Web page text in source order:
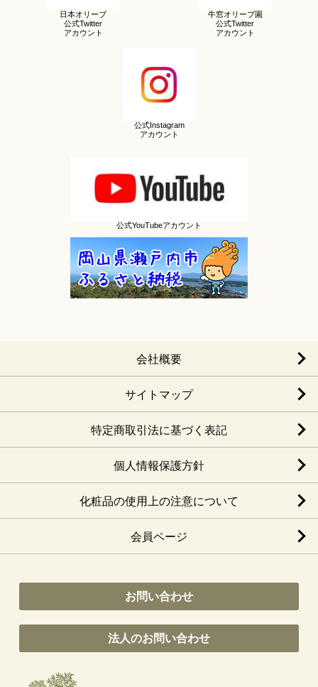
日本オリーブ
公式Twitter
アカウント
牛窓オリーブ園
公式Twitter
アカウント
公式Instagram
アカウント
公式YouTubeアカウント
会社概要
サイトマップ
特定商取引法に基づく表記
個人情報保護方針
化粧品の使用上の注意について
会員ページ
お問い合わせ
法人のお問い合わせ